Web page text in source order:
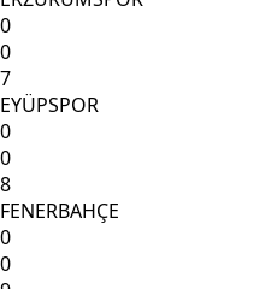
0
0
7
EYÜPSPOR
0
0
8
FENERBAHÇE
0
0